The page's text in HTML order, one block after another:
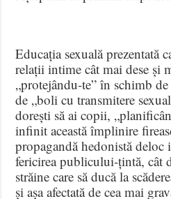
Educația sexuală prezentată
relații intime cât mai dese și
„protejându-te” în schimb
de „boli cu transmitere
dorești să ai copii,
infinit această împlinire
propagandă hedonistă deloc
fericirea publicului-țintă, cât
străine care să ducă la
și așa afectată de cea mai